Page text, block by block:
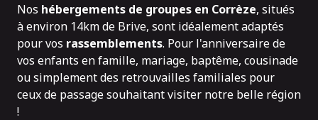
Nos hébergements de groupes en Corrèze, situés
à environ 14km de Brive, sont idéalement adaptés
pour vos rassemblements. Pour l'anniversaire de
vos enfants en famille, mariage, baptême, cousinade
ou simplement des retrouvailles familiales pour
ceux de passage souhaitant visiter notre belle région
!